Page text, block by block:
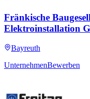
Fränkische
Elektroinstallation
Bayreuth
UnternehmenBewerben